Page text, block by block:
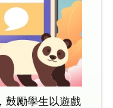
鼓勵學生以遊戲